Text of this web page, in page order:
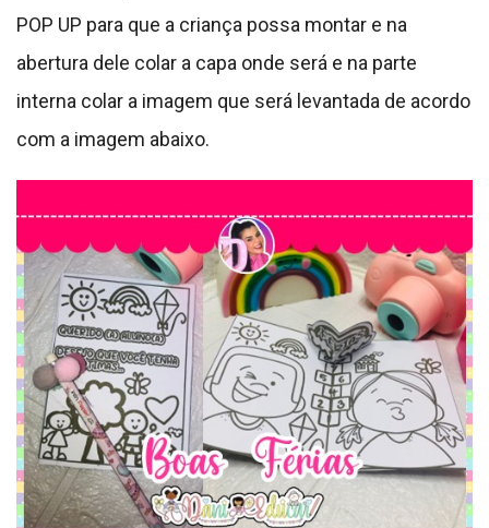
POP UP para que a criança possa montar e na
abertura dele colar a capa onde será e na parte
interna colar a imagem que será levantada de acordo
com a imagem abaixo.